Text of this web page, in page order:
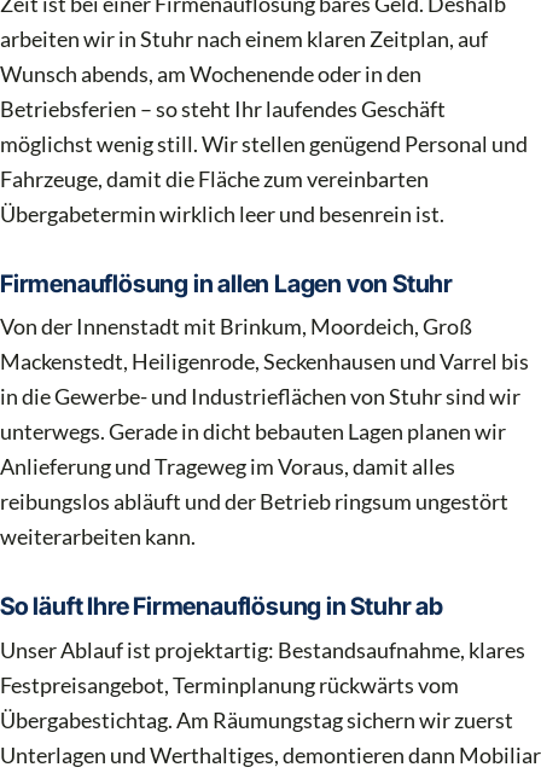
arbeiten wir in Stuhr nach einem klaren Zeitplan, auf
Wunsch abends, am Wochenende oder in den
Betriebsferien – so steht Ihr laufendes Geschäft
möglichst wenig still. Wir stellen genügend Personal und
Fahrzeuge, damit die Fläche zum vereinbarten
Übergabetermin wirklich leer und besenrein ist.
Firmenauflösung in allen Lagen von Stuhr
Von der Innenstadt mit Brinkum, Moordeich, Groß
Mackenstedt, Heiligenrode, Seckenhausen und Varrel bis
in die Gewerbe- und Industrieflächen von Stuhr sind wir
unterwegs. Gerade in dicht bebauten Lagen planen wir
Anlieferung und Trageweg im Voraus, damit alles
reibungslos abläuft und der Betrieb ringsum ungestört
weiterarbeiten kann.
So läuft Ihre Firmenauflösung in Stuhr ab
Unser Ablauf ist projektartig: Bestandsaufnahme, klares
Festpreisangebot, Terminplanung rückwärts vom
Übergabestichtag. Am Räumungstag sichern wir zuerst
Unterlagen und Werthaltiges, demontieren dann Mobiliar